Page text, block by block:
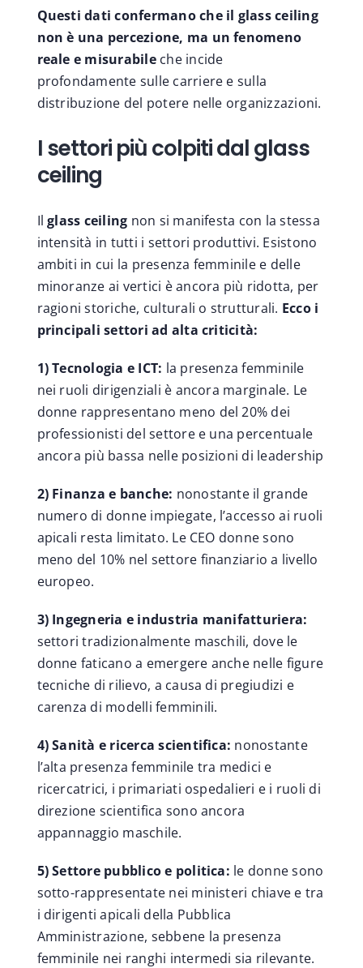
Questi dati confermano che il glass ceiling
non è una percezione, ma un fenomeno
reale e misurabileche incide
profondamente sulle carriere e sulla
distribuzione del potere nelle organizzazioni.
I settori più colpiti dal glass
ceiling
Ilglass ceiling non si manifesta con la stessa
intensità in tutti i settori produttivi. Esistono
ambiti in cui la presenza femminile e delle
minoranze ai vertici è ancora più ridotta, per
ragioni storiche, culturali o strutturali. Ecco i
principali settori ad alta criticità:
1) Tecnologia e ICT: la presenza femminile
nei ruoli dirigenziali è ancora marginale. Le
donne rappresentano meno del 20% dei
professionisti del settore e una percentuale
ancora più bassa nelle posizioni di leadership
2) Finanza e banche: nonostante il grande
numero di donne impiegate, l’accesso ai ruoli
apicali resta limitato. Le CEO donne sono
meno del 10% nel settore finanziario a livello
europeo.
3) Ingegneria e industria manifatturiera:
settori tradizionalmente maschili, dove le
donne faticano a emergere anche nelle figure
tecniche di rilievo, a causa di pregiudizi e
carenza di modelli femminili.
4) Sanità e ricerca scientifica: nonostante
l’alta presenza femminile tra medici e
ricercatrici, i primariati ospedalieri e i ruoli di
direzione scientifica sono ancora
appannaggio maschile.
5) Settore pubblico e politica: le donne sono
sotto-rappresentate nei ministeri chiave e tra
i dirigenti apicali della Pubblica
Amministrazione, sebbene la presenza
femminile nei ranghi intermedi sia rilevante.